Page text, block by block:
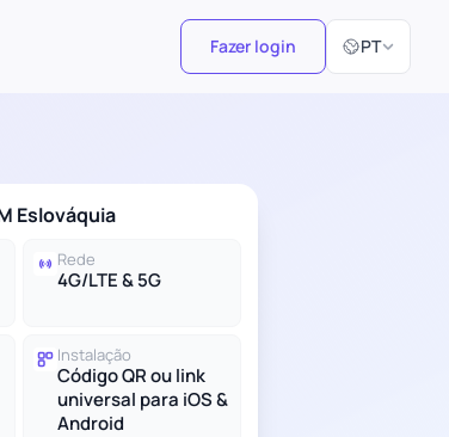
Fazer login PT
Selecionar
Eslováquia
Rede
4G/LTE & 5G
Instalação
Código QR ou link
universal para iOS &
Android